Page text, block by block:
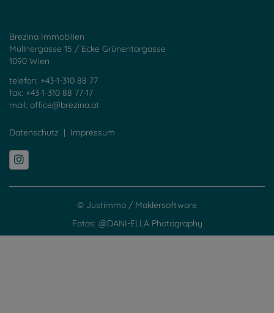
Brezina Immobilien
Müllnergasse 15 / Ecke Grünentorgasse
1090 Wien
telefon: +43-1-310 88 77
fax: +43-1-310 88 77-17
mail: office@brezina.at
Datenschutz Impressum
© Justimmo / Maklersoftware
Fotos: @DANI-ELLA Photography